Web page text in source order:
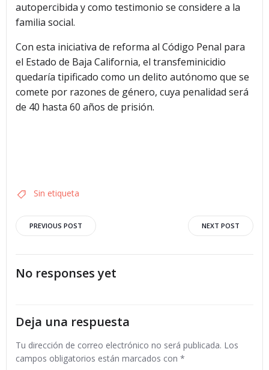
autopercibida y como testimonio se considere a la
familia social.
Con esta iniciativa de reforma al Código Penal para
el Estado de Baja California, el transfeminicidio
quedaría tipificado como un delito autónomo que se
comete por razones de género, cuya penalidad será
de 40 hasta 60 años de prisión.
Sin etiqueta
Navegación
por
las
entradas
PREVIOUS POST
Navegación
por
NEXT POST
No responses yet
Deja una respuesta
Tu dirección de correo electrónico no será publicada. Los
campos obligatorios están marcados con *